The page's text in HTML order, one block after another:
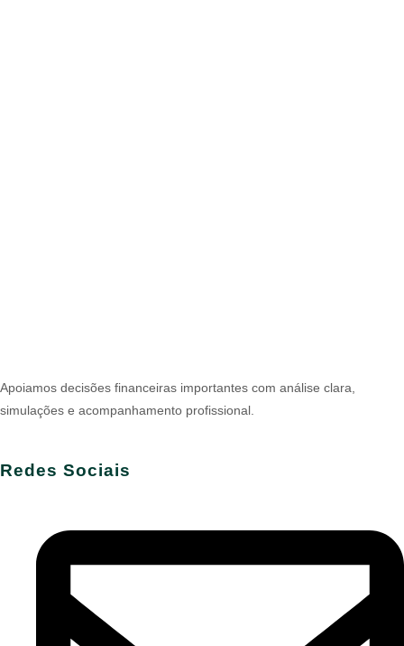
Apoiamos decisões financeiras importantes com análise clara,
simulações e acompanhamento profissional.
Redes Sociais